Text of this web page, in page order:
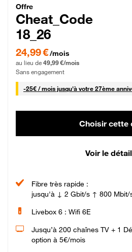
Cheat_Code
Offre
Cheat_Code
18_26
24,99 € par mois pendant 0 mois puis
24,99 €/mois
au lieu de 49,99 €/mois
Sans engagement
-25€ / mois25 € par mois
jusqu'à votre 27ème
Choisir cette
Voir le détail
Fibre très rapide :
jusqu'à ↓ 2 Gbit/s ↑ 800 Mbit/
Livebox 6 : Wifi 6E
Jusqu’à 200 chaînes TV + 1
option à 5€/mois